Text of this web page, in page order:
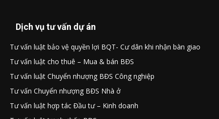
Dịch vụ tư vấn dự án
Tư vấn luật bảo vệ quyền lợi BQT- Cư dân khi nhận bàn giao
Tư vấn luật cho thuê – Mua & bán BĐS
Tư vấn luật Chuyển nhượng BĐS Công nghiệp
Tư vấn Chuyển nhượng BĐS Nhà ở
Tư vấn luật hợp tác Đầu tư – Kinh doanh